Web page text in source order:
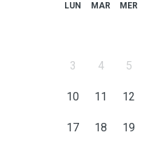
LUN MAR MER
3 4 5
10 11 12
17 18 19